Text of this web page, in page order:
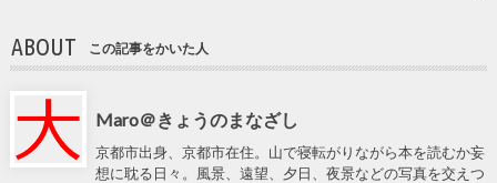
ABOUT この記事をかいた人
Maro＠きょうのまなざし
京都市出身、京都市在住。山で寝転がりながら本を読むか妄
想に耽る日々。風景、遠望、夕日、夜景などの写真を交えつ